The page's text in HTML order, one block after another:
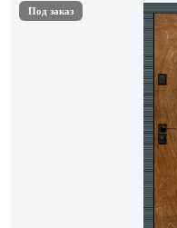
Под заказ